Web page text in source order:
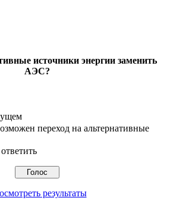
источники энергии заменить
АЭС?
переход на альтернативные
результаты